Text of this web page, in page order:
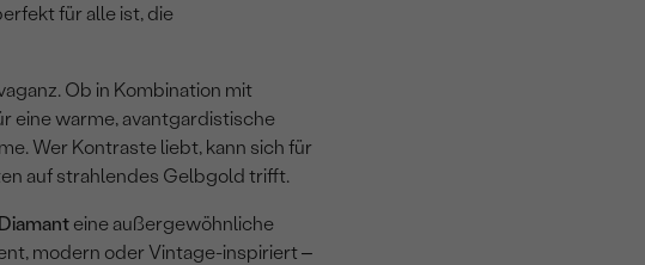
für alle ist, die
Ob in Kombination mit
eine warme, avantgardistische
Wer Kontraste liebt, kann sich für
auf strahlendes Gelbgold trifft.
eine außergewöhnliche
modern oder Vintage-inspiriert –